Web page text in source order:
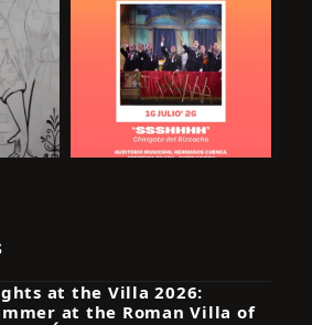
at the Villa 2026:
at the Roman Villa of